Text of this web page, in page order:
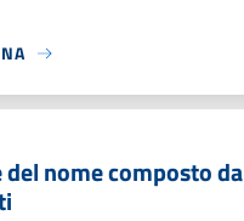
nome composto da